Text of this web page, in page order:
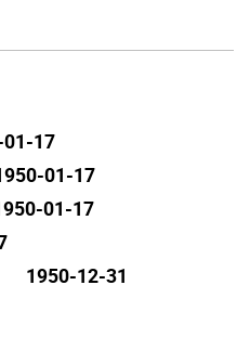
17
01-17
01-17
1950-12-31